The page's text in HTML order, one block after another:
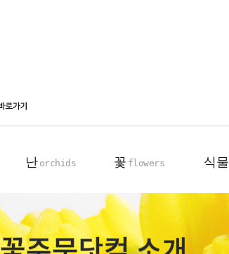
난 orchids 꽃 flowers 식물